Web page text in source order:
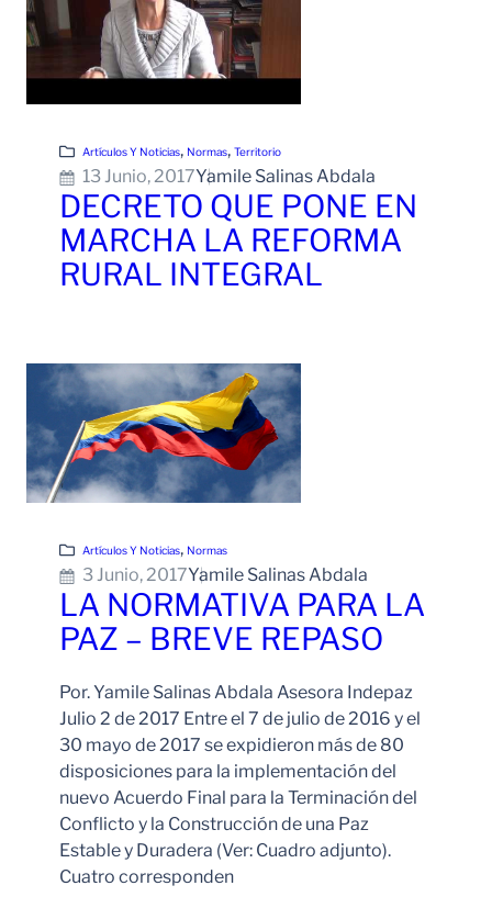
Artículos Y Noticias, Normas, Territorio
13 Junio, 2017Yamile Salinas Abdala
DECRETO QUE PONE EN
MARCHA LA REFORMA
RURAL INTEGRAL
Artículos Y Noticias, Normas
3 Junio, 2017Yamile Salinas Abdala
LA NORMATIVA PARA LA
PAZ – BREVE REPASO
Por. Yamile Salinas Abdala Asesora Indepaz
Julio 2 de 2017 Entre el 7 de julio de 2016 y el
30 mayo de 2017 se expidieron más de 80
disposiciones para la implementación del
nuevo Acuerdo Final para la Terminación del
Conflicto y la Construcción de una Paz
Estable y Duradera (Ver: Cuadro adjunto).
Cuatro corresponden